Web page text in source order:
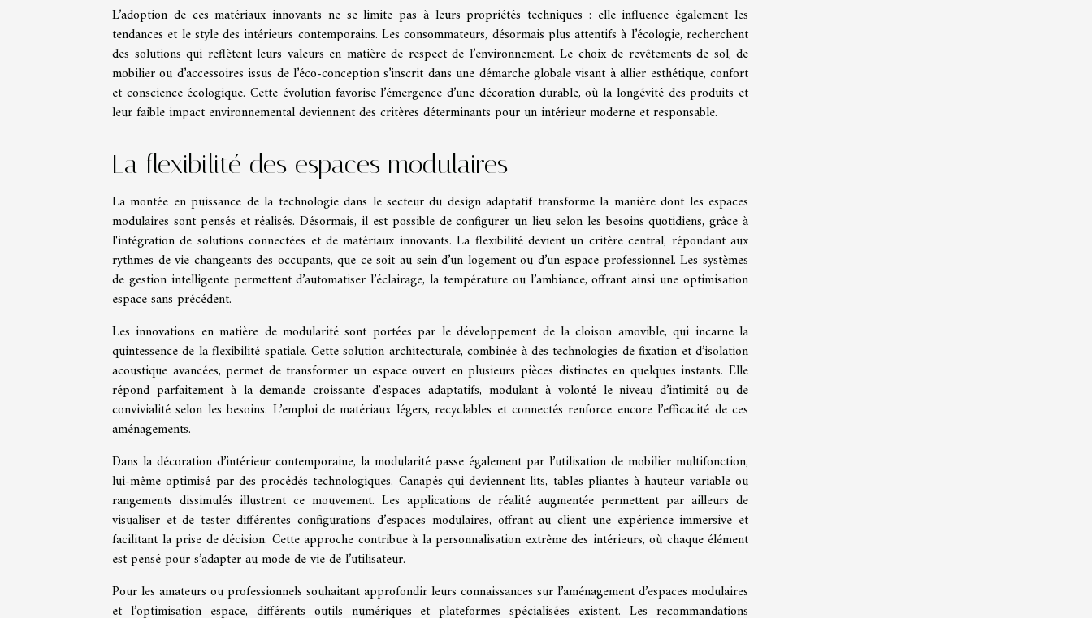
L’adoption de ces matériaux innovants ne se limite pas à leurs propriétés techniques : elle influence également les
tendances et le style des intérieurs contemporains. Les consommateurs, désormais plus attentifs à l’écologie, recherchent
des solutions qui reflètent leurs valeurs en matière de respect de l’environnement. Le choix de revêtements de sol, de
mobilier ou d’accessoires issus de l’éco-conception s’inscrit dans une démarche globale visant à allier esthétique, confort
et conscience écologique. Cette évolution favorise l’émergence d’une décoration durable, où la longévité des produits et
leur faible impact environnemental deviennent des critères déterminants pour un intérieur moderne et responsable.
La flexibilité des espaces modulaires
La montée en puissance de la technologie dans le secteur du design adaptatif transforme la manière dont les espaces
modulaires sont pensés et réalisés. Désormais, il est possible de configurer un lieu selon les besoins quotidiens, grâce à
l'intégration de solutions connectées et de matériaux innovants. La flexibilité devient un critère central, répondant aux
rythmes de vie changeants des occupants, que ce soit au sein d’un logement ou d’un espace professionnel. Les systèmes
de gestion intelligente permettent d’automatiser l’éclairage, la température ou l’ambiance, offrant ainsi une optimisation
espace sans précédent.
Les innovations en matière de modularité sont portées par le développement de la cloison amovible, qui incarne la
quintessence de la flexibilité spatiale. Cette solution architecturale, combinée à des technologies de fixation et d’isolation
acoustique avancées, permet de transformer un espace ouvert en plusieurs pièces distinctes en quelques instants. Elle
répond parfaitement à la demande croissante d'espaces adaptatifs, modulant à volonté le niveau d’intimité ou de
convivialité selon les besoins. L’emploi de matériaux légers, recyclables et connectés renforce encore l’efficacité de ces
aménagements.
Dans la décoration d’intérieur contemporaine, la modularité passe également par l’utilisation de mobilier multifonction,
lui-même optimisé par des procédés technologiques. Canapés qui deviennent lits, tables pliantes à hauteur variable ou
rangements dissimulés illustrent ce mouvement. Les applications de réalité augmentée permettent par ailleurs de
visualiser et de tester différentes configurations d’espaces modulaires, offrant au client une expérience immersive et
facilitant la prise de décision. Cette approche contribue à la personnalisation extrême des intérieurs, où chaque élément
est pensé pour s’adapter au mode de vie de l’utilisateur.
Pour les amateurs ou professionnels souhaitant approfondir leurs connaissances sur l’aménagement d’espaces modulaires
et l’optimisation espace, différents outils numériques et plateformes spécialisées existent. Les recommandations